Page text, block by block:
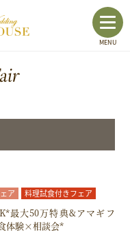
ア
料理試食付きフェア
最大50万特典&アマギフ
体験×相談会*
MENU